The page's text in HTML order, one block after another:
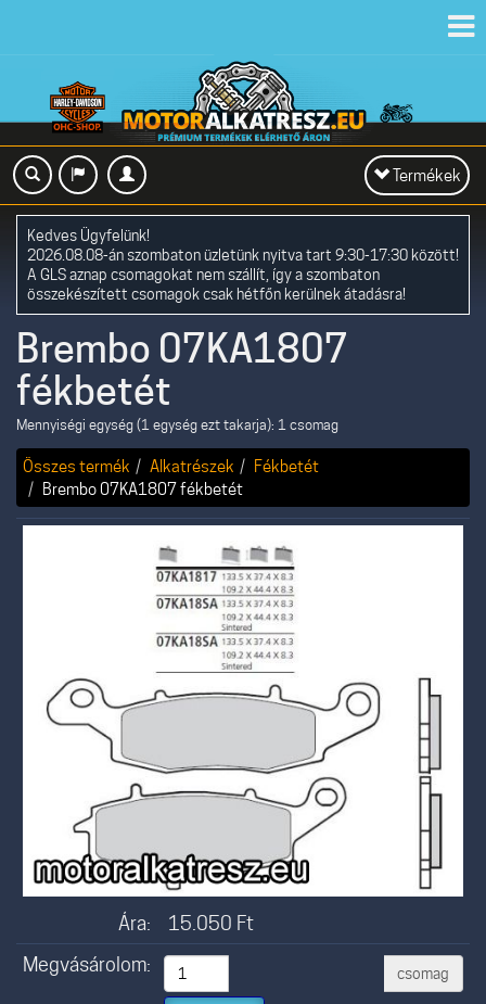
Toggle
navigation
Termékek
Kedves Ügyfelünk!
2026.08.08-án szombaton üzletünk nyitva tart 9:30-17:30 között!
A GLS aznap csomagokat nem szállít, így a szombaton
összekészített csomagok csak hétfőn kerülnek átadásra!
Brembo 07KA1807
fékbetét
Mennyiségi egység (1 egység ezt takarja): 1 csomag
Összes termék Alkatrészek
Fékbetét
Brembo 07KA1807 fékbetét
Ára: 15.050 Ft
Megvásárolom:
csomag